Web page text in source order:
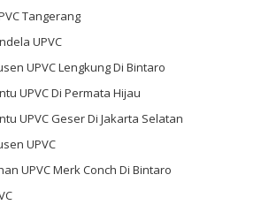
Tangerang
UPVC
UPVC Lengkung Di Bintaro
UPVC Di Permata Hijau
UPVC Geser Di Jakarta Selatan
UPVC
UPVC Merk Conch Di Bintaro